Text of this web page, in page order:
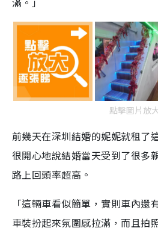
點擊圖片放
前幾天在深圳結婚的妮妮就租了
很開心地說結婚當天受到了很多
路上回頭率超高。
「這輛車看似簡單，實則車內還
車裝扮起來氛圍感拉滿，而且拍